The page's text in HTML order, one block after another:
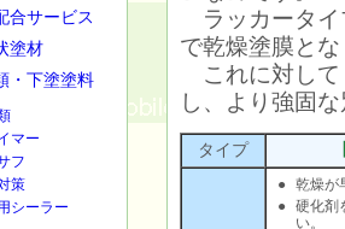
合サービス
塗材
・下塗塗料
マー
フ
策
シーラー
ラッカータイ
で乾燥塗膜と
これに対して
し、より強固
タイプ
● 乾燥が
● 硬化剤
い。